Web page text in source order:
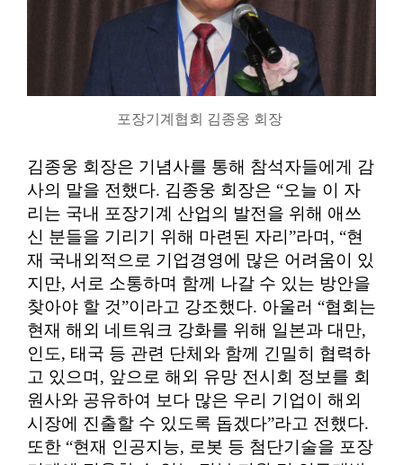
포장기계협회 김종웅 회장
김종웅 회장은 기념사를 통해 참석자들에게 감
사의 말을 전했다. 김종웅 회장은 “오늘 이 자
리는 국내 포장기계 산업의 발전을 위해 애쓰
신 분들을 기리기 위해 마련된 자리”라며, “현
재 국내외적으로 기업경영에 많은 어려움이 있
지만, 서로 소통하며 함께 나갈 수 있는 방안을
찾아야 할 것”이라고 강조했다. 아울러 “협회는
현재 해외 네트워크 강화를 위해 일본과 대만,
인도, 태국 등 관련 단체와 함께 긴밀히 협력하
고 있으며, 앞으로 해외 유망 전시회 정보를 회
원사와 공유하여 보다 많은 우리 기업이 해외
시장에 진출할 수 있도록 돕겠다”라고 전했다.
또한 “현재 인공지능, 로봇 등 첨단기술을 포장